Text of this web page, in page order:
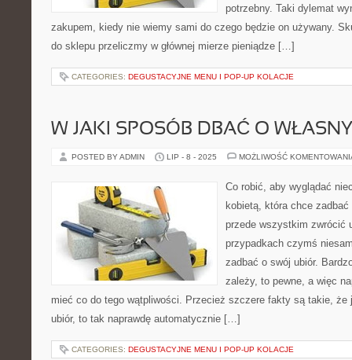
potrzebny. Taki dylemat
zakupem, kiedy nie wiemy sami do czego będzie on używany.
do sklepu przeliczmy w głównej mierze pieniądze […]
CATEGORIES: DEGUSTACYJNE MENU I POP-UP KOLACJE
W JAKI SPOSÓB DBAĆ O
POSTED BY ADMIN LIP - 8 - 2025 MOŻLIWOŚĆ
Co robić, aby wyglądać
kobietą, która chce
przede wszystkim zwrócić
przypadkach czymś
zadbać o swój ubiór.
zależy, to pewne, a więc
mieć co do tego wątpliwości. Przecież szczere fakty są takie, że
ubiór, to tak naprawdę automatycznie […]
CATEGORIES: DEGUSTACYJNE MENU I POP-UP KOLACJE